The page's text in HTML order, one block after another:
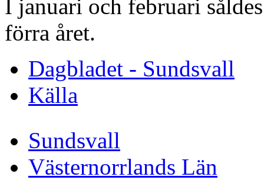
I januari och februari
förra året.
Dagbladet - Sundsvall
Källa
Sundsvall
Västernorrlands Län